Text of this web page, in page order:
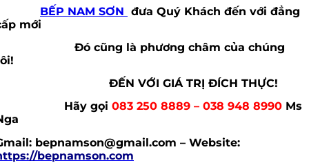
BẾP NAM SƠN đưa Quý Khách đến với đẳng
mới
cũng là phương châm của chúng
ĐẾN VỚI GIÁ TRỊ ĐÍCH THỰC!
gọi 083 250 8889 – 038 948 8990 Ms
bepnamson@gmail.com – Website:
bepnamson.com